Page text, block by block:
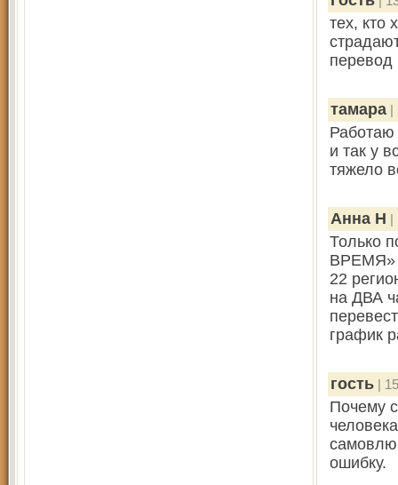
тех, кто
тамара
Работаю
и так у
тяжело
Анна Н
Только
ВРЕМЯ»
22
на ДВА
график
гость |
Почему
ошибку.